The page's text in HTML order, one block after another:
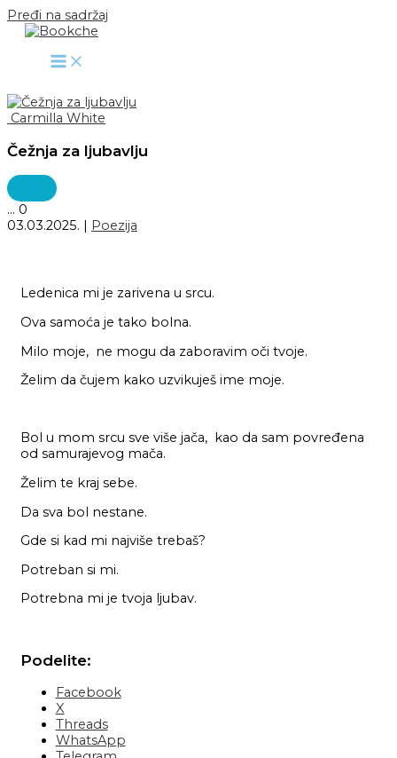
Pređi na sadržaj
Carmilla White
Čežnja za ljubavlju
... 0
03.03.2025. | Poezija
Ledenica mi je zarivena u srcu.
Ova samoća je tako bolna.
Milo moje, ne mogu da zaboravim oči tvoje.
Želim da čujem kako uzvikuješ ime moje.
Bol u mom srcu sve više jača, kao da sam povređena
od samurajevog mača.
Želim te kraj sebe.
Da sva bol nestane.
Gde si kad mi najviše trebaš?
Potreban si mi.
Potrebna mi je tvoja ljubav.
Podelite:
Facebook
X
Threads
WhatsApp